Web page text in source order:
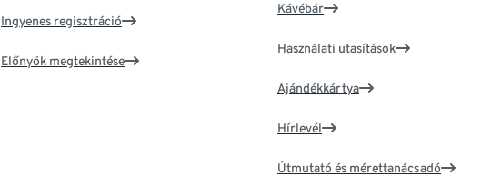
Ingyenes regisztráció
Előnyök megtekintése
Kávébár
Használati utasítások
Ajándékkártya
Hírlevél
Útmutató és mérettanácsadó